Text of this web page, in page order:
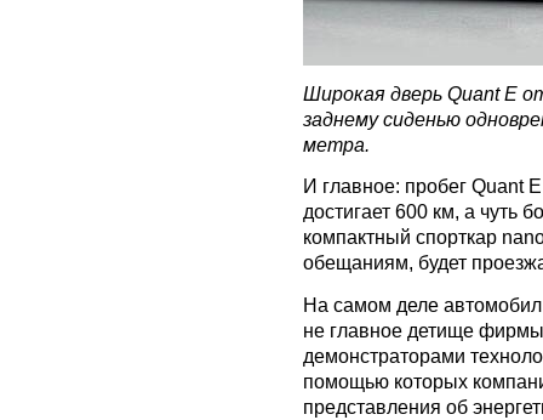
Широкая дверь Quant E
заднему сиденью
метра.
И главное: пробег Quant
достигает 600 км, а чуть
компактный спорткар
обещаниям, будет
На самом деле
не главное детище
демонстраторами
помощью которых
представления об